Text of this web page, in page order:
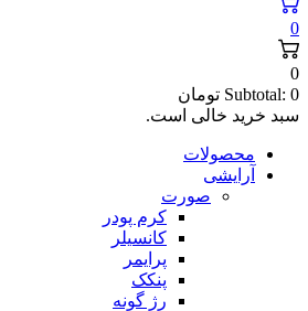
0
0
Subtotal: 0
تومان
سبد خرید خالی است.
محصولات
آرایشی
صورت
کرم پودر
کانسیلر
پرایمر
پنکک
رژ گونه